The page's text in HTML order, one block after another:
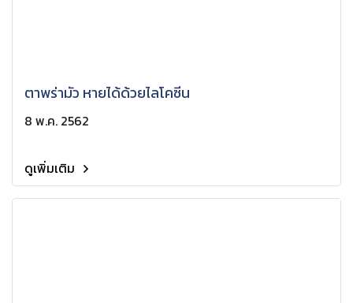
ตาพร่ามัว หายได้ด้วยไลโคซีน
8 พ.ค. 2562
ดูเพิ่มเติม